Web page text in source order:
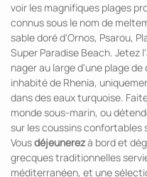
voir les magnifiques plages
connus sous le nom de
sable doré d'Ornos, Psarou,
Super Paradise Beach. Jetez
nager au large d'une plage
inhabité de Rhenia,
dans des eaux turquoise.
monde sous-marin, ou
sur les coussins confortables
Vousdéjeunerezà bord et
grecques traditionnelles
méditerranéen, et une